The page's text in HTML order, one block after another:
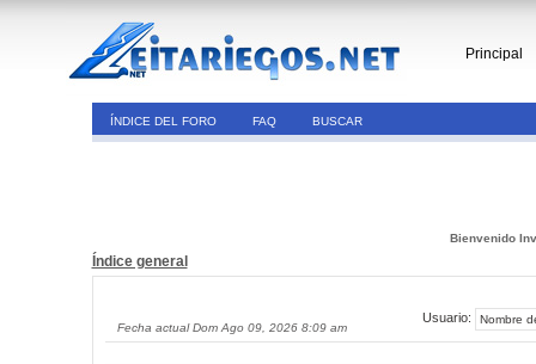
Principal
ÍNDICE DEL FORO FAQ BUSCAR
Bienvenido
Índice general
Fecha actual Dom Ago 09, 2026 8:09 am
Usuario: